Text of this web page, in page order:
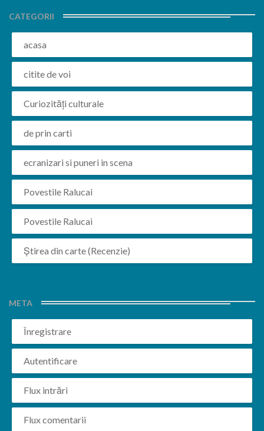
CATEGORII
acasa
citite de voi
Curiozități culturale
de prin carti
ecranizari si puneri in scena
Povestile Ralucai
Povestile Ralucai
Știrea din carte (Recenzie)
META
Înregistrare
Autentificare
Flux intrări
Flux comentarii